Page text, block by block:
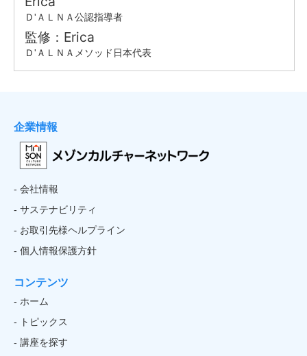
企業情報
- 会社情報
- サステナビリティ
- お取引先様ヘルプライン
- 個人情報保護方針
コンテンツ
- ホーム
- トピックス
- 講座を探す